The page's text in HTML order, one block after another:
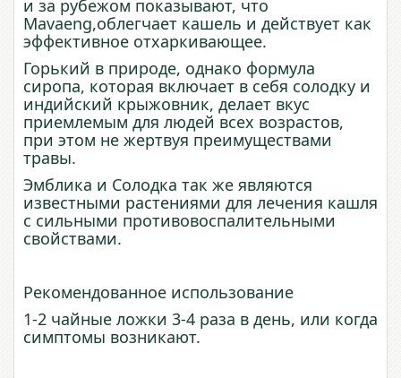
и за рубежом показывают, что
Mavaeng,облегчает кашель и действует как
эффективное отхаркивающее.
Горький в природе, однако формула
сиропа, которая включает в себя солодку и
индийский крыжовник, делает вкус
приемлемым для людей всех возрастов,
при этом не жертвуя преимуществами
травы.
Эмблика и Солодка так же являются
известными растениями для лечения кашля
с сильными противовоспалительными
свойствами.
Рекомендованное использование
1-2 чайные ложки 3-4 раза в день, или когда
симптомы возникают.